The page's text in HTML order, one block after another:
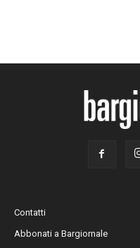
Contatti
Abbonati a Bargiornale